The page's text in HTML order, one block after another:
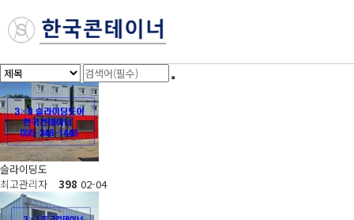
슬라이딩도
최고관리자
398 02-04